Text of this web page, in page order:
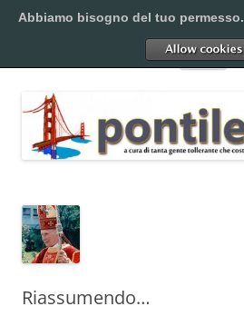
al
Pontilex
Menu
Riassumendo…
Abbiamo bisogno del tuo permesso.